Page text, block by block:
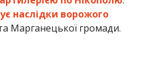
наслідки ворожого
Марганецької громади.